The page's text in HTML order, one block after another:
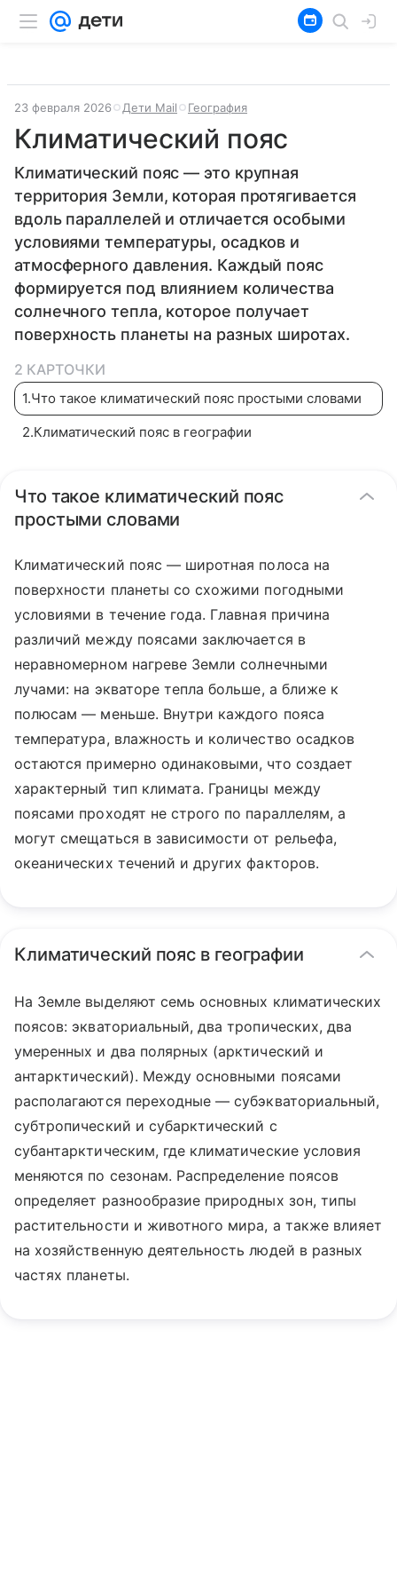
23 февраля 2026 Дети Mail География
Климатический пояс
Климатический пояс — это крупная
территория Земли, которая протягивается
вдоль параллелей и отличается особыми
условиями температуры, осадков и
атмосферного давления. Каждый пояс
формируется под влиянием количества
солнечного тепла, которое получает
поверхность планеты на разных широтах.
2 КАРТОЧКИ
1.Что такое климатический пояс простыми словами
2.Климатический пояс в географии
Что такое климатический пояс
простыми словами
Климатический пояс — широтная полоса на
поверхности планеты со схожими погодными
условиями в течение года. Главная причина
различий между поясами заключается в
неравномерном нагреве Земли солнечными
лучами: на экваторе тепла больше, а ближе к
полюсам — меньше. Внутри каждого пояса
температура, влажность и количество осадков
остаются примерно одинаковыми, что создает
характерный тип климата. Границы между
поясами проходят не строго по параллелям, а
могут смещаться в зависимости от рельефа,
океанических течений и других факторов.
Климатический пояс в географии
На Земле выделяют семь основных климатических
поясов: экваториальный, два тропических, два
умеренных и два полярных (арктический и
антарктический). Между основными поясами
располагаются переходные — субэкваториальный,
субтропический и субарктический с
субантарктическим, где климатические условия
меняются по сезонам. Распределение поясов
определяет разнообразие природных зон, типы
растительности и животного мира, а также влияет
на хозяйственную деятельность людей в разных
частях планеты.